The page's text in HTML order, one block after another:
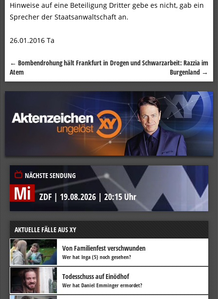
Hinweise auf eine Beteiligung Dritter gebe es nicht, gab ein
Sprecher der Staatsanwaltschaft an.
26.01.2016 Ta
Beitragsnavigation
← Bombendrohung hält Frankfurt in
Atem
Drogen und Schwarzarbeit: Razzia im
Burgenland →
NÄCHSTE SENDUNG
Mi ZDF | 19.08.2026 | 20:15 Uhr
AKTUELLE FÄLLE AUS XY
Von Familienfest verschwunden
Wer hat Inga (5) noch gesehen?
Todesschuss auf Einödhof
Wer hat Daniel Emminger ermordet?